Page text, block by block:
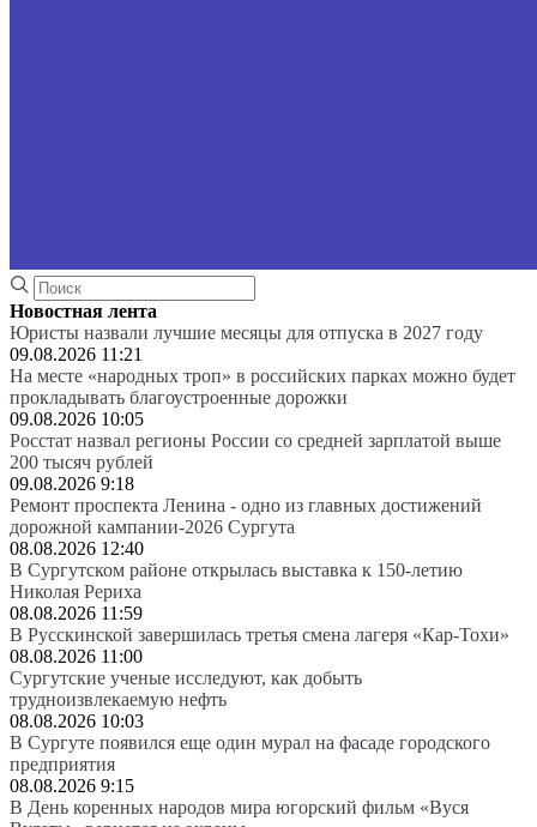
Новостная лента
Юристы назвали лучшие месяцы для отпуска в 2027 году
09.08.2026 11:21
На месте «народных троп» в российских парках можно будет
прокладывать благоустроенные дорожки
09.08.2026 10:05
Росстат назвал регионы России со средней зарплатой выше
200 тысяч рублей
09.08.2026 9:18
Ремонт проспекта Ленина - одно из главных достижений
дорожной кампании-2026 Сургута
08.08.2026 12:40
В Сургутском районе открылась выставка к 150-летию
Николая Рериха
08.08.2026 11:59
В Русскинской завершилась третья смена лагеря «Кар-Тохи»
08.08.2026 11:00
Сургутские ученые исследуют, как добыть
трудноизвлекаемую нефть
08.08.2026 10:03
В Сургуте появился еще один мурал на фасаде городского
предприятия
08.08.2026 9:15
В День коренных народов мира югорский фильм «Вуся